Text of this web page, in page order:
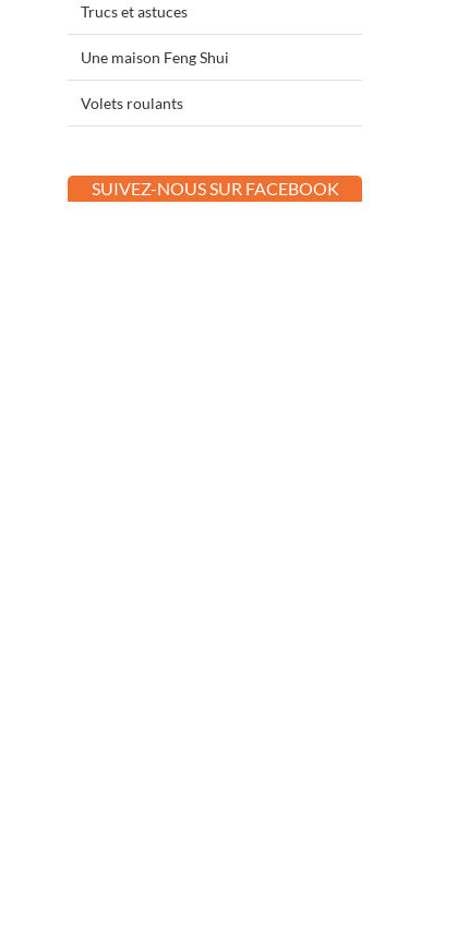
Trucs et astuces
Une maison Feng Shui
Volets roulants
SUIVEZ-NOUS SUR FACEBOOK